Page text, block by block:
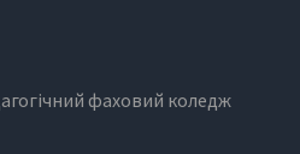
фаховий коледж